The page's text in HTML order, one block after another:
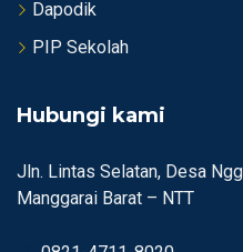
Dapodik
PIP Sekolah
Hubungi kami
Jln. Lintas Selatan, Desa
Manggarai Barat – NTT